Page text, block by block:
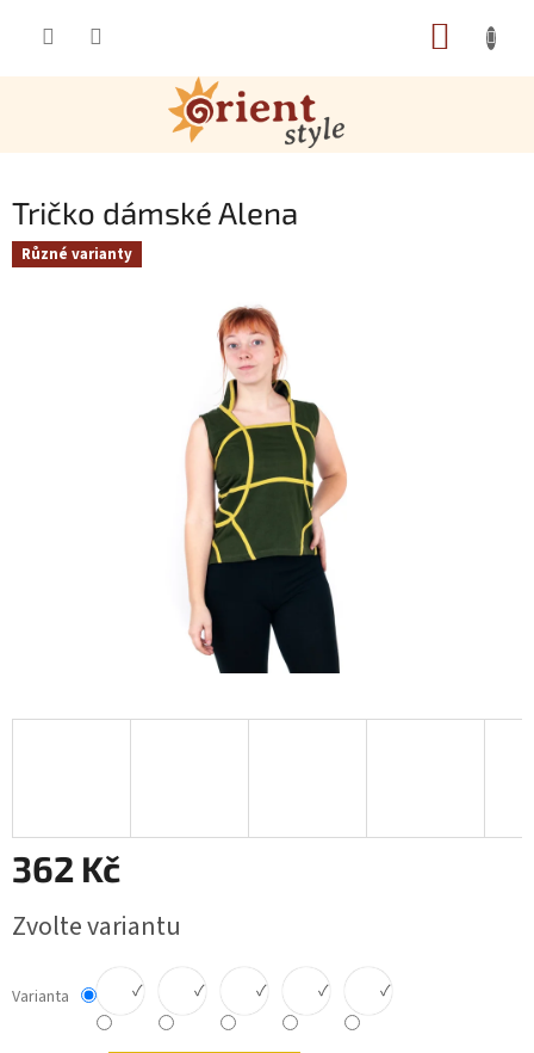
Tričko dámské Alena
Různé varianty
362 Kč
Zvolte variantu
Varianta ✓ ✓ ✓ ✓ ✓